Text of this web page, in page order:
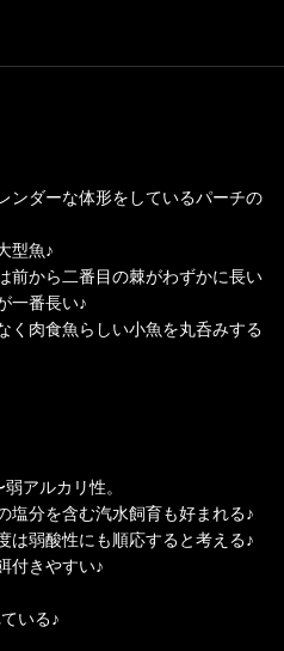
ンダーな体形をしているパーチの
型魚♪
前から二番目の棘がわずかに長い
一番長い♪
く肉食魚らしい小魚を丸呑みする
アルカリ性。
塩分を含む汽水飼育も好まれる♪
は弱酸性にも順応すると考える♪
付きやすい♪
いる♪